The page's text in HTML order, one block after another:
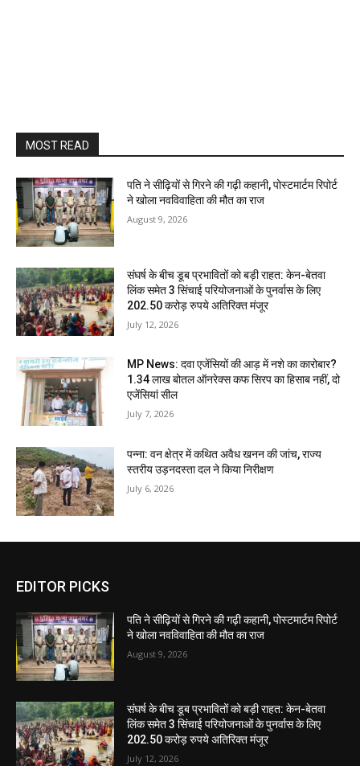
MOST READ
पति ने सीढ़ियों से गिरने की गढ़ी कहानी, पोस्टमार्टम रिपोर्ट
ने खोला नवविवाहिता की मौत का राज
August 9, 2026
संघर्ष के बीच डूब प्रभावितों को बड़ी राहत: केन-बेतवा
लिंक समेत 3 सिंचाई परियोजनाओं के पुनर्वास के लिए
202.50 करोड़ रुपये अतिरिक्त मंजूर
July 12, 2026
MP News: दवा एजेंसियों की आड़ में नशे का कारोबार?
1.34 लाख बोतल ऑनरेक्स कफ सिरप का हिसाब नहीं, दो
एजेंसियां सील
July 7, 2026
पन्ना: वन क्षेत्र में कथित अवैध खनन की जांच, राज्य
स्तरीय उड़नदस्ता दल ने किया निरीक्षण
July 6, 2026
EDITOR PICKS
पति ने सीढ़ियों से गिरने की गढ़ी कहानी, पोस्टमार्टम रिपोर्ट
ने खोला नवविवाहिता की मौत का राज
August 9, 2026
संघर्ष के बीच डूब प्रभावितों को बड़ी राहत: केन-बेतवा
लिंक समेत 3 सिंचाई परियोजनाओं के पुनर्वास के लिए
202.50 करोड़ रुपये अतिरिक्त मंजूर
July 12, 2026